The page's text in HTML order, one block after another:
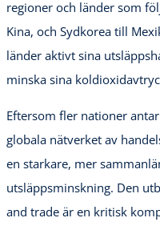
regioner och länder som
Kina, och Sydkorea till
länder aktivt sina
minska sina
Eftersom fler nationer
globala nätverket av
en starkare, mer
utsläppsminskning. Den
and trade är en kritisk